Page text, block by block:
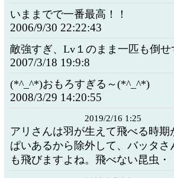
いままでで一番最高！！
2006/9/30 22:22:43
敵強すぎ、Lv１のまま一匹も倒せ
2007/3/18 19:9:8
(*^_^*)おもろすぎる～(*^_^*)
2008/3/29 14:20:55
2019/2/16 1:25
アリさんは羽が生えて飛べる時
ぱいあるから除外して、バッタ
も飛びますよね。飛べない昆虫・